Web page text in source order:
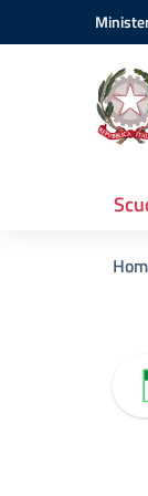
Vai ai contenuti
Vai al menu di